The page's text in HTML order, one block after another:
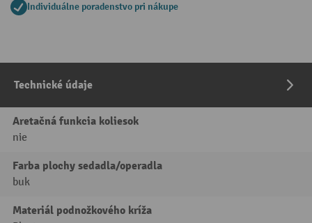
Individuálne poradenstvo pri nákupe
Technické údaje
Aretačná funkcia koliesok
nie
Farba plochy sedadla/operadla
buk
Materiál podnožkového kríža